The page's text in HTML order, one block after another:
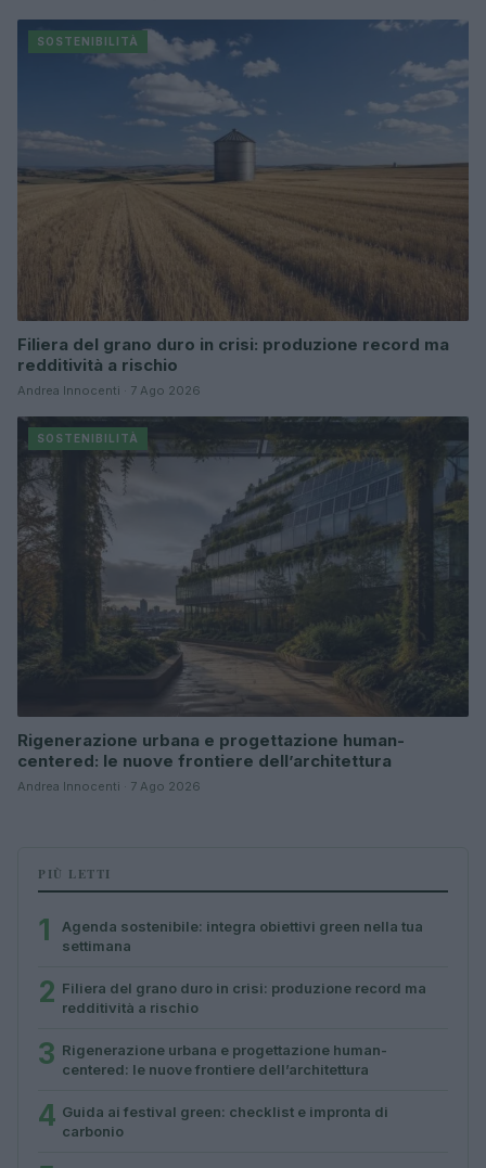
SOSTENIBILITÀ
Filiera del grano duro in crisi: produzione record ma
redditività a rischio
Andrea Innocenti · 7 Ago 2026
SOSTENIBILITÀ
Rigenerazione urbana e progettazione human-
centered: le nuove frontiere dell’architettura
Andrea Innocenti · 7 Ago 2026
PIÙ LETTI
1
Agenda sostenibile: integra obiettivi green nella tua
settimana
2 Filiera del grano duro in crisi: produzione record ma
redditività a rischio
3 Rigenerazione urbana e progettazione human-
centered: le nuove frontiere dell’architettura
4 Guida ai festival green: checklist e impronta di
carbonio